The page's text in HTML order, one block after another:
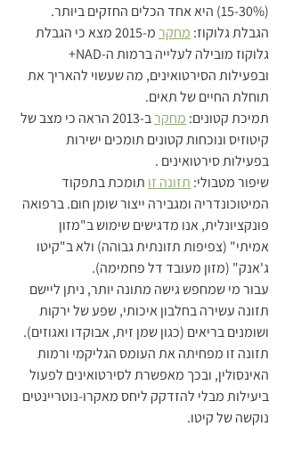
(15-30%) היא אחד הכלים החזקים ביותר.
הגבלת גלוקוז: מחקר
מ-2015 מצא כי הגבלת
גלוקוז מובילה לעלייה ברמות ה-NAD+
ובפעילות הסירטואינים, מה שעשוי להאריך את
תוחלת החיים של תאים.
תמיכת קטונים: מחקר
ב-2013 הראה כי מצב של
קיטוזיס ונוכחות קטונים תומכים ישירות
בפעילות סירטואינים .
שיפור מטבולי: תזונה זו תומכת בתפקוד
המיטוכונדריה ומגבירה ייצור שומן חום. ברפואה
פונקציונלית, אנו מדגישים שימוש ב"מזון
אמיתי" (צפיפות תזונתית גבוהה) ולא ב"קיטו
ג'אנק" (מזון מעובד דל פחמימה).
עבור מי שמחפש גישה מתונה יותר, ניתן ליישם
תזונה עשירה בחלבון איכותי, שפע של ירקות
ושומנים בריאים (כגון שמן זית, אבוקדו ואגוזים).
תזונה זו מפחיתה את העומס הגליקמי ורמות
האינסולין, ובכך מאפשרת לסירטואינים לפעול
ביעילות מבלי להזדקק ליחס מאקרו-נוטריינטים
נוקשה של קיטו.